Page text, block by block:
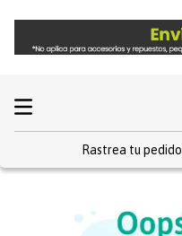
Rastrea tu pedido